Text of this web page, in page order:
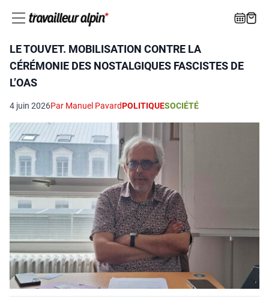
LE TOUVET. MOBILISATION CONTRE LA
CÉRÉMONIE DES NOSTALGIQUES FASCISTES DE
L’OAS
4 juin 2026Par Manuel PavardPOLITIQUESOCIÉTÉ